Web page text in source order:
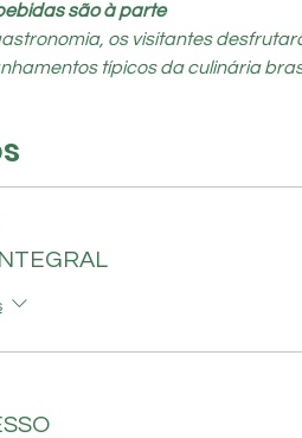
são à parte
os visitantes
típicos da culinária